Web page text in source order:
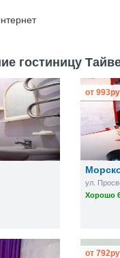
гостиницу
ул.
Хорошо
от 993
от 792